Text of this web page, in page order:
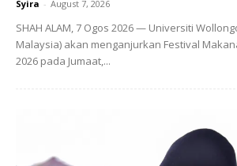
Syira - August 7, 2026
SHAH ALAM, 7 Ogos 2026 — Universiti
Malaysia) akan menganjurkan Festival
2026 pada Jumaat,...